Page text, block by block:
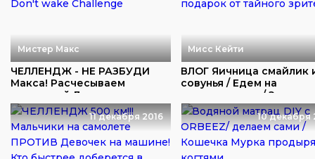
Мистер Макс
ЧЕЛЛЕНДЖ - НЕ РАЗБУДИ
Макса! Расчесываем
расческой Лопаем па...
Мисс Кейти
ВЛОГ Яичница смайлик
совунья / Едем на
медкомиссию / Загад...
11 декабря 2016 10 декабря